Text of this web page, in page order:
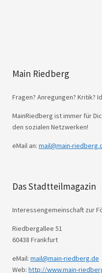
Main Riedberg
Fragen? Anregungen? Kritik?
MainRiedberg ist immer für
den sozialen Netzwerken!
eMail an: mail@main-
Das Stadtteilmagazin
Interessengemeinschaft zur
Riedbergallee 51
60438 Frankfurt
eMail: mail@main-riedberg.de
Web: http://www.main-